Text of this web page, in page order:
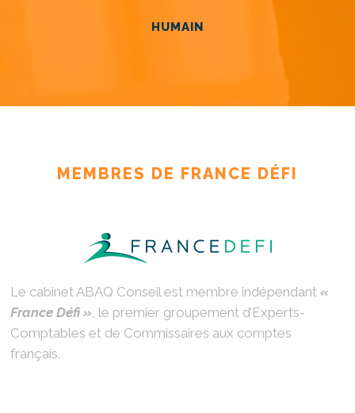
HUMAIN
MEMBRES DE FRANCE DÉFI
Le cabinet ABAQ Conseil est membre indépendant«
France Défi », le premier groupement d’Experts-
Comptables et de Commissaires aux comptes
français.